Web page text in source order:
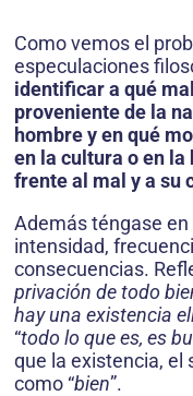
Como vemos el
especulaciones
identificar a qué
proveniente de la
hombre y en qué
en la cultura oen la
frente al mal y a su
Además téngase
intensidad,
consecuencias.
privación de todo
hay una existencia
“todo lo que es, es
que la existencia, el
como “bien”.